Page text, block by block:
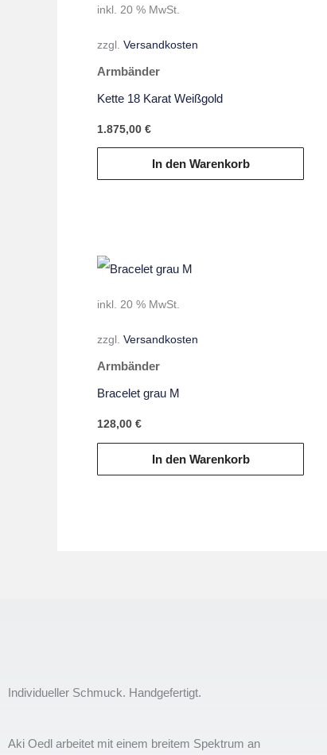
inkl. 20 % MwSt.
zzgl. Versandkosten
Armbänder
Kette 18 Karat Weißgold
1.875,00 €
In den Warenkorb
inkl. 20 % MwSt.
zzgl. Versandkosten
Armbänder
Bracelet grau M
128,00 €
In den Warenkorb
Individueller Schmuck. Handgefertigt.
Aki Oedl arbeitet mit einem breitem Spektrum an